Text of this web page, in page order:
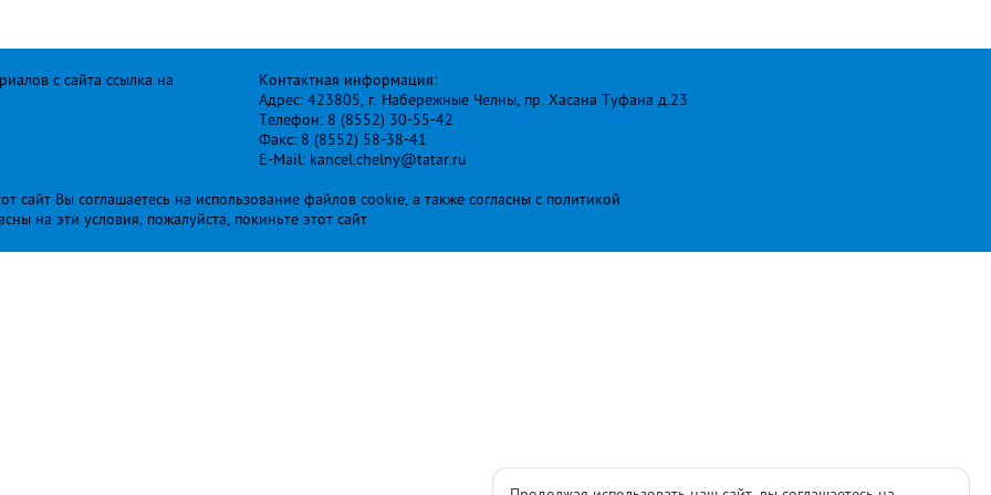
с сайта ссылка на
Контактная информация:
Адрес: 423805, г. Набережные Челны, пр. Хасана Туфана д.23
Телефон: 8 (8552) 30-55-42
Факс: 8 (8552) 58-38-41
E-Mail: kancel.chelny@tatar.ru
сайт Вы соглашаетесь на использование файлов cookie, а также согласны с политикой
на эти условия, пожалуйста, покиньте этот сайт